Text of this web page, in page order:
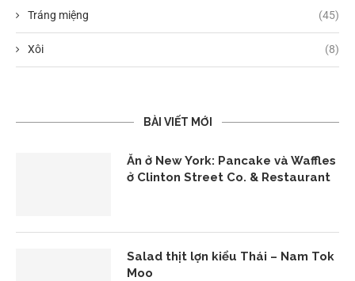
Tráng miệng (45)
Xôi (8)
BÀI VIẾT MỚI
Ăn ở New York: Pancake và Waffles
ở Clinton Street Co. & Restaurant
Salad thịt lợn kiểu Thái – Nam Tok
Moo